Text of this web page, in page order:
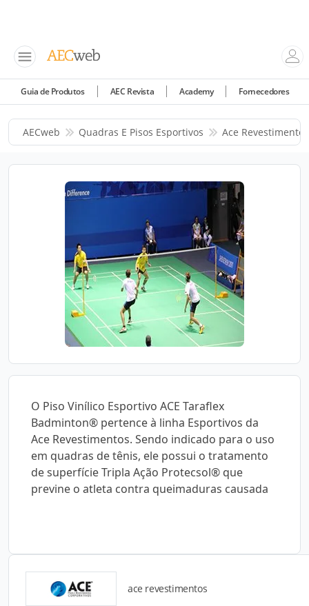
Guia de Produtos AEC Revista Academy Fornecedores
AECweb Quadras E Pisos Esportivos Ace Revestimentos
O Piso Vinílico Esportivo ACE Taraflex
Badminton® pertence à linha Esportivos da
Ace Revestimentos. Sendo indicado para o uso
em quadras de tênis, ele possui o tratamento
de superfície Tripla Ação Protecsol® que
previne o atleta contra queimaduras causada
ace revestimentos
Catálogos para Download